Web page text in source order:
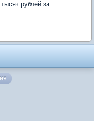
рублей за